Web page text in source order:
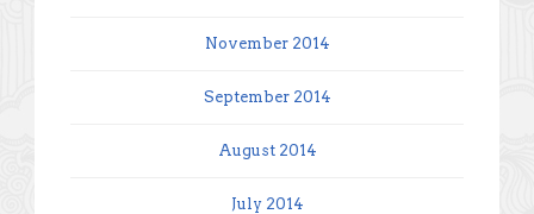
November 2014
September 2014
August 2014
July 2014